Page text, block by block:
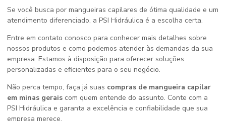
Se você busca por mangueiras capilares de ótima qualidade e um
atendimento diferenciado, a PSI Hidráulica é a escolha certa.
Entre em contato conosco para conhecer mais detalhes sobre
nossos produtos e como podemos atender às demandas da sua
empresa. Estamos à disposição para oferecer soluções
personalizadas e eficientes para o seu negócio.
Não perca tempo, faça já suas compras de mangueira capilar
em minas gerais com quem entende do assunto. Conte com a
PSI Hidráulica e garanta a excelência e confiabilidade que sua
empresa merece.